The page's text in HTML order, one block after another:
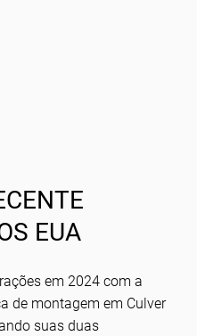
EUA
em 2024 com a
de montagem em Culver
suas duas